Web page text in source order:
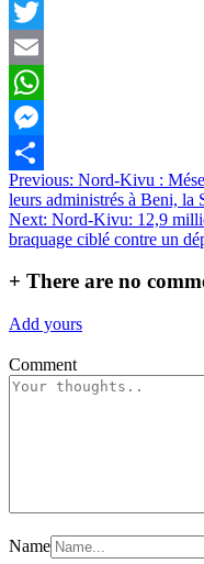
Facebook
Twitter
Email
WhatsApp
Messenger
Partager
Navigation
de
l’article
Previous: Nord-Kivu :
leurs administrés à Beni, la
Next: Nord-Kivu: 12,9
braquage ciblé contre un
+ There are no
Add yours
Comment
Name